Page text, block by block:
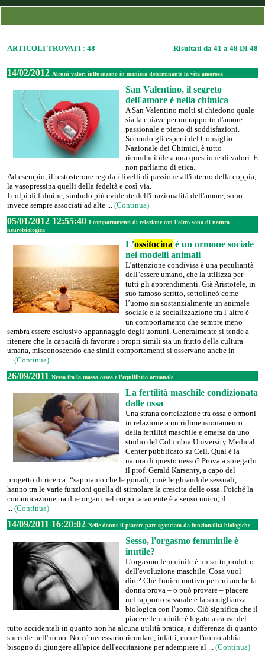
ARTICOLI TROVATI : 48 Risultati da 41 a 48 DI 48
14/02/2012 Alcuni valori influenzano in maniera determinante la vita amorosa
San Valentino, il segreto
dell'amore è nella chimica
A San Valentino molti si chiedono quale
sia la chiave per un rapporto d'amore
passionale e pieno di soddisfazioni.
Secondo gli esperti del Consiglio
Nazionale dei Chimici, è tutto
riconducibile a una questione di valori. E
non parliamo di etica.
Ad esempio, il testosterone regola i livelli di passione all'interno della coppia,
la vasopressina quelli della fedeltà e così via.
I colpi di fulmine, simbolo più evidente dell'irrazionalità dell'amore, sono
invece sempre associati ad alte ... (Continua)
05/01/2012 12:55:40 I comportamenti di relazione con l’altro sono di natura
neurobiologica
L’ossitocina è un ormone sociale
nei modelli animali
L’attenzione condivisa è una peculiarità
dell’essere umano, che la utilizza per
tutti gli apprendimenti. Già Aristotele, in
suo famoso scritto, sottolineò come
l’uomo sia sostanzialmente un animale
sociale e la socializzazione tra l’altro è
un comportamento che sempre meno
sembra essere esclusivo appannaggio degli uomini. Generalmente si tende a
ritenere che la capacità di favorire i propri simili sia un frutto della cultura
umana, misconoscendo che simili comportamenti si osservano anche in
... (Continua)
26/09/2011 Nesso fra la massa ossea e l'equilibrio ormonale
La fertilità maschile condizionata
dalle ossa
Una strana correlazione tra ossa e ormoni
in relazione a un ridimensionamento
della fertilità maschile è emersa da uno
studio del Columbia University Medical
Center pubblicato su Cell. Qual è la
natura di questo nesso? Prova a spiegarlo
il prof. Gerald Karsenty, a capo del
progetto di ricerca: “sappiamo che le gonadi, cioè le ghiandole sessuali,
hanno tra le varie funzioni quella di stimolare la crescita delle ossa. Poiché la
comunicazione tra due organi nel corpo raramente è a senso unico, il
... (Continua)
14/09/2011 16:20:02 Nelle donne il piacere pare sganciato da funzionalità biologiche
Sesso, l'orgasmo femminile è
inutile?
L'orgasmo femminile è un sottoprodotto
dell'evoluzione maschile. Cosa vuol
dire? Che l'unico motivo per cui anche la
donna prova – o può provare – piacere
nel rapporto sessuale è la somiglianza
biologica con l'uomo. Ciò significa che il
piacere femminile è legato a cause del
tutto accidentali in quanto non ha alcuna utilità pratica, a differenza di quanto
succede nell'uomo. Non è necessario ricordare, infatti, come l'uomo abbia
bisogno di giungere all'apice dell'eccitazione per adempiere al ... (Continua)